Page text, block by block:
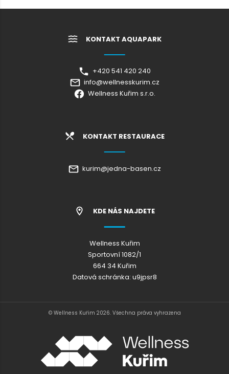
KONTAKT AQUAPARK
+420 541 420 240
info@wellnesskurim.cz
Wellness Kuřim s.r.o.
KONTAKT RESTAURACE
kurim@jedna-basen.cz
KDE NÁS NAJDETE
Wellness Kuřim
Sportovní 1082/1
664 34 Kuřim
Datová schránka: u9jpsr8
© Wellness Kuřim 2026. Všechna práva vyhrazena